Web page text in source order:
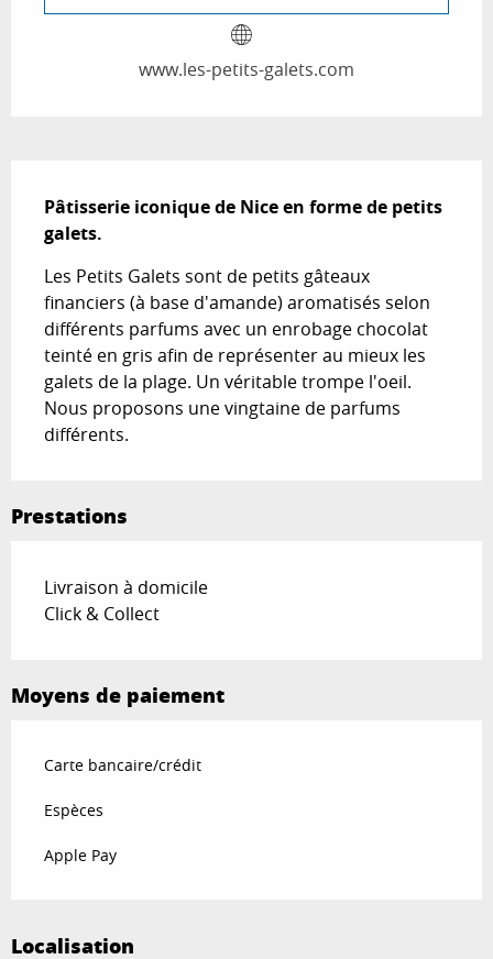
www.les-petits-galets.com
Pâtisserie iconique de Nice en forme de petits
galets.
Les Petits Galets sont de petits gâteaux
financiers (à base d'amande) aromatisés selon
différents parfums avec un enrobage chocolat
teinté en gris afin de représenter au mieux les
galets de la plage. Un véritable trompe l'oeil.
Nous proposons une vingtaine de parfums
différents.
Prestations
Livraison à domicile
Click & Collect
Moyens de paiement
Carte bancaire/crédit
Espèces
Apple Pay
Localisation